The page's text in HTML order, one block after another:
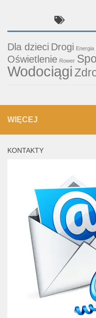
Dla dzieci Drogi Energia
Oświetlenie Rower
Wodociągi
WIĘCEJ
KONTAKTY